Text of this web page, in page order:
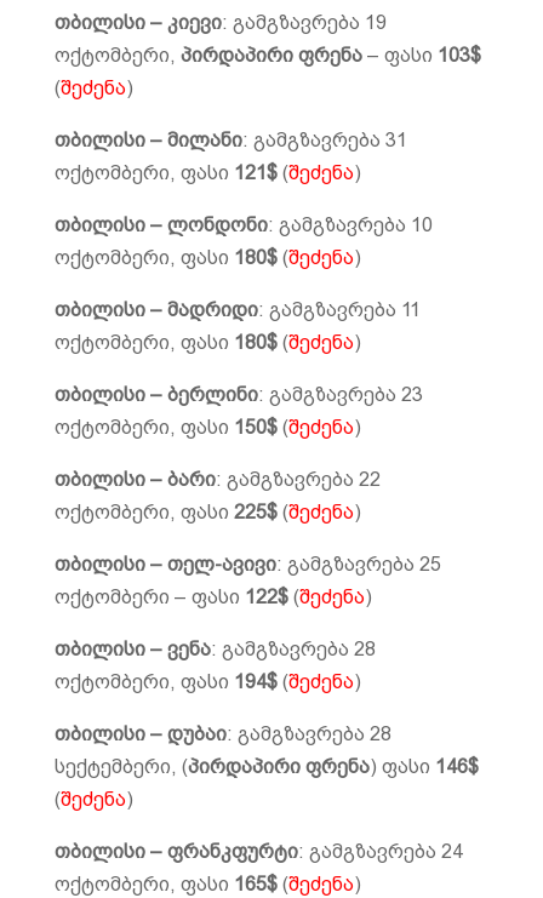
თბილისი – კიევი: გამგზავრება 19
ოქტომბერი, პირდაპირი ფრენა– ფასი 103$
(შეძენა)
თბილისი – მილანი: გამგზავრება 31
ოქტომბერი, ფასი 121$(შეძენა)
თბილისი – ლონდონი: გამგზავრება 10
ოქტომბერი, ფასი 180$(შეძენა)
თბილისი – მადრიდი: გამგზავრება 11
ოქტომბერი, ფასი 180$(შეძენა)
თბილისი – ბერლინი: გამგზავრება 23
ოქტომბერი, ფასი 150$(შეძენა)
თბილისი – ბარი: გამგზავრება 22
ოქტომბერი, ფასი 225$(შეძენა)
თბილისი – თელ-ავივი: გამგზავრება 25
ოქტომბერი – ფასი 122$(შეძენა)
თბილისი – ვენა: გამგზავრება 28
ოქტომბერი, ფასი 194$(შეძენა)
თბილისი – დუბაი: გამგზავრება 28
სექტემბერი, (პირდაპირი ფრენა) ფასი 146$
(შეძენა)
თბილისი – ფრანკფურტი: გამგზავრება 24
ოქტომბერი, ფასი 165$(შეძენა)